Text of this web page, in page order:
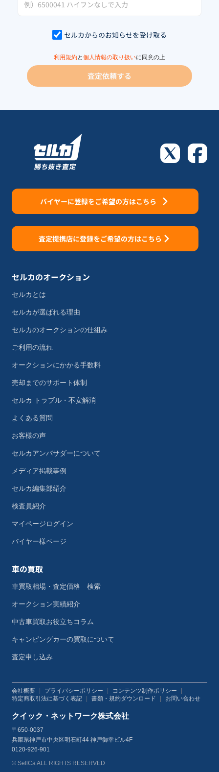
セルカからのお知らせを受け取る
利用規約と 個人情報の取り扱いに同意の上
査定依頼する
バイヤーに登録をご希望の方はこちら
査定提携店に登録をご希望の方はこちら
セルカのオークション
セルカとは
セルカが選ばれる理由
セルカのオークションの仕組み
ご利用の流れ
オークションにかかる手数料
売却までのサポート体制
セルカ トラブル・不安解消
よくある質問
お客様の声
セルカアンバサダーについて
メディア掲載事例
セルカ編集部紹介
検査員紹介
マイページログイン
バイヤー様ページ
車の買取
車買取相場・査定価格 検索
オークション実績紹介
中古車買取お役立ちコラム
キャンピングカーの買取について
査定申し込み
会社概要 プライバシーポリシー コンテンツ制作ポリシー
特定商取引法に基づく表記
書類・規約ダウンロード お問い合わせ
クイック・ネットワーク株式会社
〒650-0037
兵庫県神戸市中央区明石町44 神戸御幸ビル4F
0120-926-901
© SellCa ALL RIGHTS RESERVED